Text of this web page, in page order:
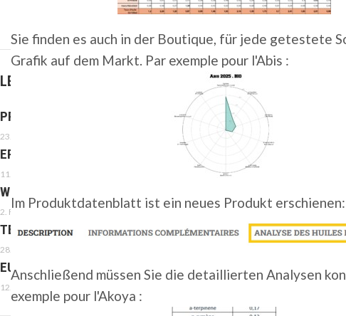
Sie finden es auch in der Boutique, für jede getestete
Grafik auf dem Markt. Par exemple pour l'Abis :
Im Produktdatenblatt ist ein neues Produkt erschienen:
Anschließend müssen Sie die detaillierten Analysen
exemple pour l'Akoya :
LETZTER ARTIKEL
PROSULFOCARB: VORSICHT, GEFAHR!
23. Februar 2026
ERZEUGT BITTERKEIT, NICHT KRIEG.
11. Februar 2026
WILLKOMMEN IM JAHR 2026
2. Februar 2026
TETTNANG
28. Januar 2026
EU-MERCOSUR-HANDELSABKOMMEN
12. Januar 2026